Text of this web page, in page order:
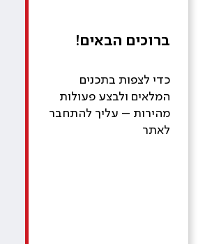
ברוכים הבאים!
כדי לצפות בתכנים
המלאים ולבצע פעולות
מהירות – עליך להתחבר
לאתר